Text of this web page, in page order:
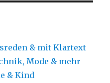
& mit Klartext
Mode & mehr
& Kind